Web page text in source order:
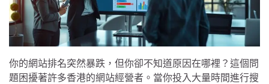
你的網站排名突然暴跌，但你卻不知道原因在哪裡？這個問
題困擾著許多香港的網站經營者。當你投入大量時間進行搜